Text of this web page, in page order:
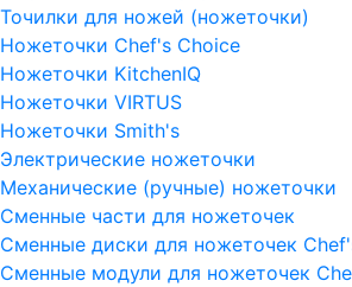
Точилки для ножей (ножеточки)
Ножеточки Chef's Choice
Ножеточки KitchenIQ
Ножеточки VIRTUS
Ножеточки Smith's
Электрические ножеточки
Механические (ручные) ножеточки
Сменные части для ножеточек
Сменные диски для ножеточек
Сменные модули для ножеточек